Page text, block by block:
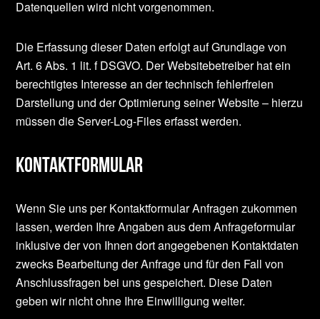
Datenquellen wird nicht vorgenommen.
Die Erfassung dieser Daten erfolgt auf Grundlage von
Art. 6 Abs. 1 lit. f DSGVO. Der Websitebetreiber hat ein
berechtigtes Interesse an der technisch fehlerfreien
Darstellung und der Optimierung seiner Website – hierzu
müssen die Server-Log-Files erfasst werden.
Kontaktformular
Wenn Sie uns per Kontaktformular Anfragen zukommen
lassen, werden Ihre Angaben aus dem Anfrageformular
inklusive der von Ihnen dort angegebenen Kontaktdaten
zwecks Bearbeitung der Anfrage und für den Fall von
Anschlussfragen bei uns gespeichert. Diese Daten
geben wir nicht ohne Ihre Einwilligung weiter.